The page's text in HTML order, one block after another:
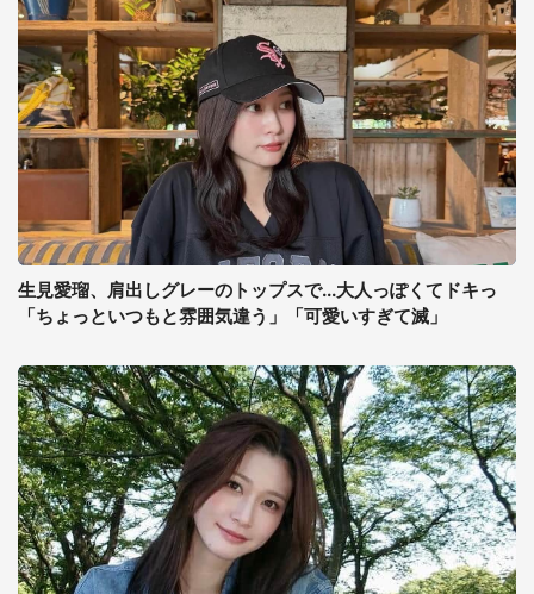
生見愛瑠、肩出しグレーのトップスで...大人っぽくてドキっ
「ちょっといつもと雰囲気違う」「可愛いすぎて滅」